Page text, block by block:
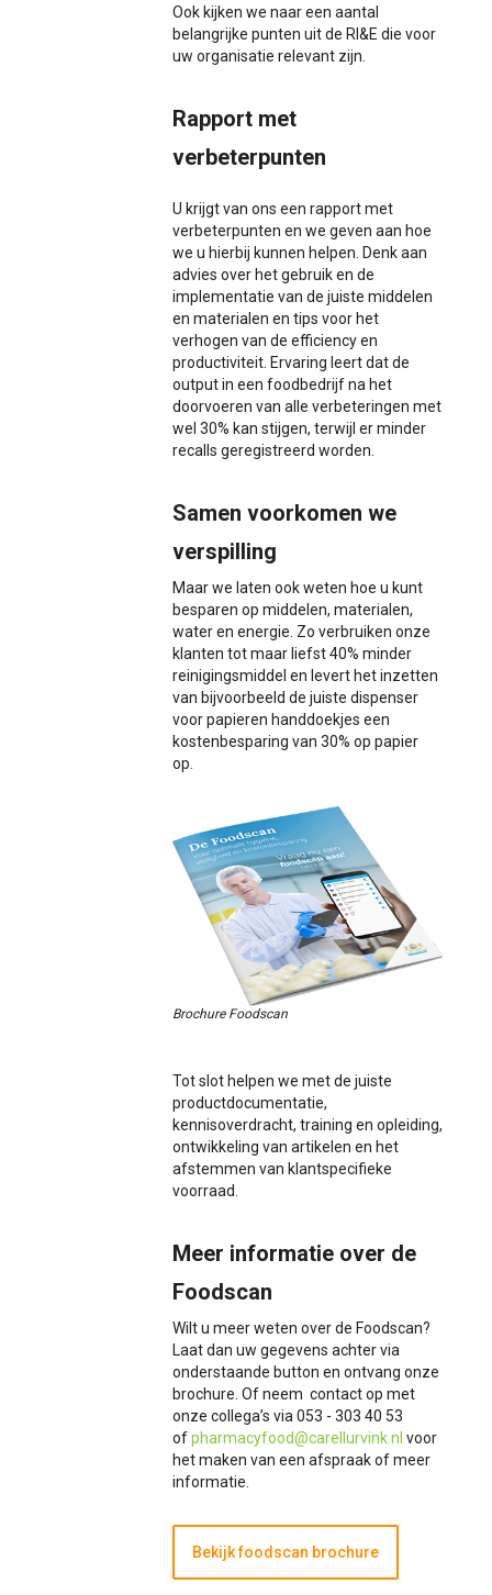
Ook kijken we naar een aantal
belangrijke punten uit de RI&E die voor
uw organisatie relevant zijn.
Rapport met
verbeterpunten
U krijgt van ons een rapport met
verbeterpunten en we geven aan hoe
we u hierbij kunnen helpen. Denk aan
advies over het gebruik en de
implementatie van de juiste middelen
en materialen en tips voor het
verhogen van de efficiency en
productiviteit. Ervaring leert dat de
output in een foodbedrijf na het
doorvoeren van alle verbeteringen met
wel 30% kan stijgen, terwijl er minder
recalls geregistreerd worden.
Samen voorkomen we
verspilling
Maar we laten ook weten hoe u kunt
besparen op middelen, materialen,
water en energie. Zo verbruiken onze
klanten tot maar liefst 40% minder
reinigingsmiddel en levert het inzetten
van bijvoorbeeld de juiste dispenser
voor papieren handdoekjes een
kostenbesparing van 30% op papier
op.
Brochure Foodscan
Tot slot helpen we met de juiste
productdocumentatie,
kennisoverdracht, training en opleiding,
ontwikkeling van artikelen en het
afstemmen van klantspecifieke
voorraad.
Meer informatie over de
Foodscan
Wilt u meer weten over de Foodscan?
Laat dan uw gegevens achter via
onderstaande button en ontvang onze
brochure. Of neem contact op met
onze collega’s via 053 - 303 40 53
ofpharmacyfood@carellurvink.nl voor
het maken van een afspraak of meer
informatie.
Bekijk foodscan brochure